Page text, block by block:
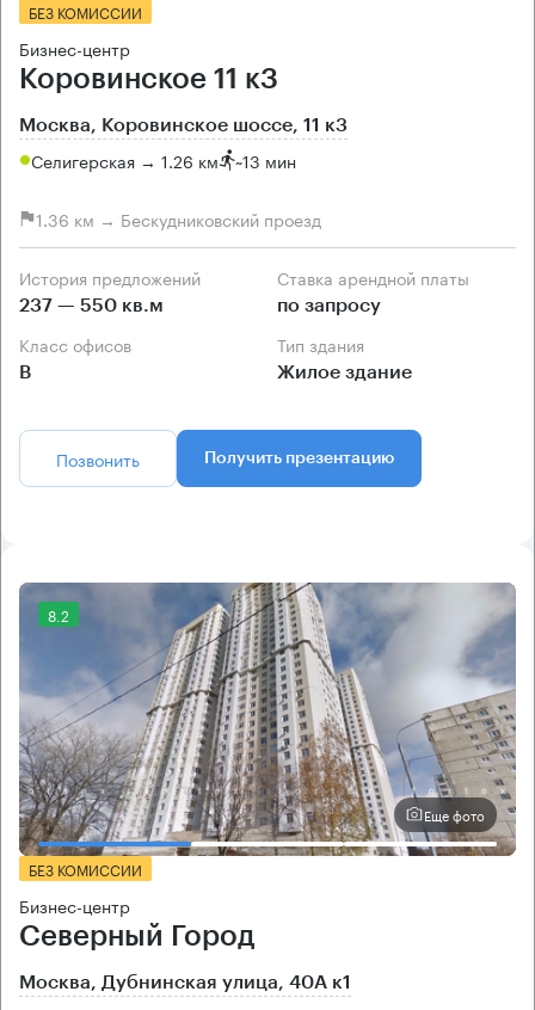
БЕЗ КОМИССИИ
Бизнес-центр
Коровинское 11 к3
Москва, Коровинское шоссе, 11 к3
Селигерская → 1.26 км ~13 мин
1.36 км → Бескудниковский проезд
История предложений
237 — 550 кв.м
Ставка арендной платы
по запросу
Класс офисов
B
Тип здания
Жилое здание
Позвонить Получить презентацию
8.2
Еще фото
БЕЗ КОМИССИИ
Бизнес-центр
Северный Город
Москва, Дубнинская улица, 40А к1